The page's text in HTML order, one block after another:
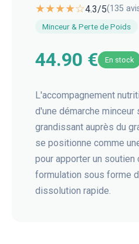
★★★★☆4.3/5(135
Minceur & Perte de Poids
44.90 € En stock
L'accompagnement
d'une démarche
grandissant auprès du
se positionne comme
pour apporter un soutien
formulation sous forme
dissolution rapide.